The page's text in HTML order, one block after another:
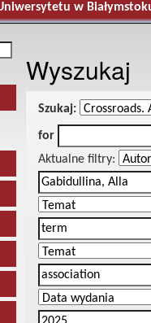
w
Wyszukaj
Szukaj:
for
Aktualne filtry: